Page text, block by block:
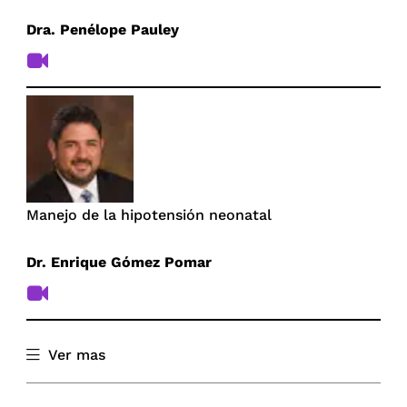
Estrategias para minimizar la sensibilidad por
Blanqueamiento Dental
May. 2019
Dra. Penélope Pauley
Manejo de la hipotensión neonatal
Dr. Enrique Gómez Pomar
Ver mas